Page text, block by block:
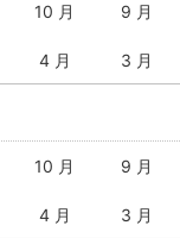
10 月 9 月
4 月 3 月
10 月 9 月
4 月 3 月